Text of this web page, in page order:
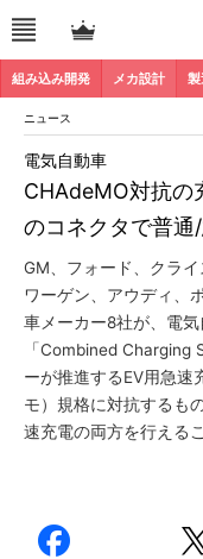
組み込み開発 メカ設計 製
ニュース
CHAdeMO対抗の
のコネクタで普通
電気自動車
GM、フォード、クラ
ワーゲン、アウディ、
車メーカー8社が、電
「Combined Charging
ーが推進するEV用急速
モ）規格に対抗するも
速充電の両方を行える